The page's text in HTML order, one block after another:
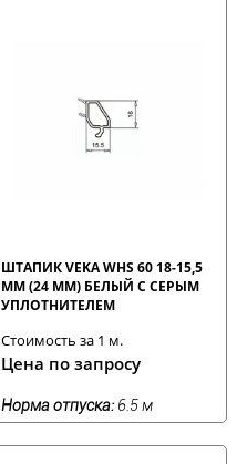
ШТАПИК VEKA WHS 60 18-15,5
ММ (24 ММ) БЕЛЫЙ С СЕРЫМ
УПЛОТНИТЕЛЕМ
Стоимость за 1 м.
Цена по запросу
Норма отпуска: 6.5 м